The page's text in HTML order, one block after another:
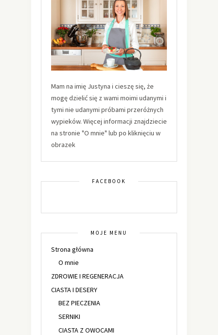
Mam na imię Justyna i cieszę się, że
mogę dzielić się z wami moimi udanymi i
tymi nie udanymi próbami przeróżnych
wypieków. Więcej informacji znajdziecie
na stronie "O mnie" lub po kliknięciu w
obrazek
FACEBOOK
MOJE MENU
Strona główna
O mnie
ZDROWIE I REGENERACJA
CIASTA I DESERY
BEZ PIECZENIA
SERNIKI
CIASTA Z OWOCAMI